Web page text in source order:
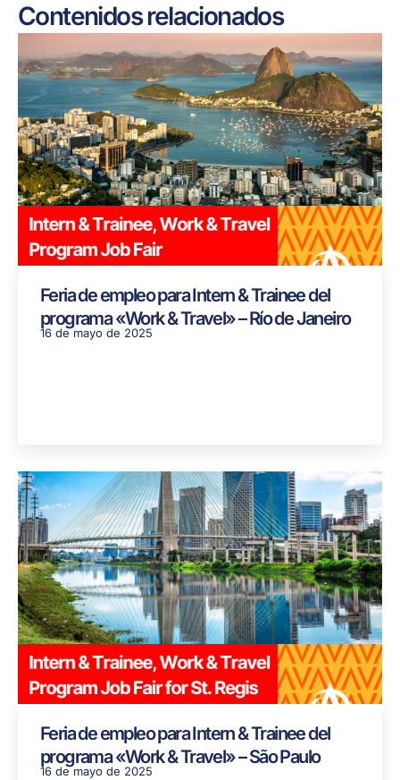
Contenidos relacionados
Feria de empleo para Intern & Trainee del
programa «Work & Travel» – Río de Janeiro
16 de mayo de 2025
Feria de empleo para Intern & Trainee del
programa «Work & Travel» – São Paulo
16 de mayo de 2025